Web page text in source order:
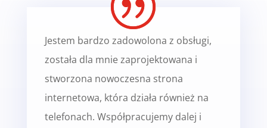
Jestem bardzo zadowolona z obsługi,
została dla mnie zaprojektowana i
stworzona nowoczesna strona
internetowa, która działa również na
telefonach. Współpracujemy dalej i